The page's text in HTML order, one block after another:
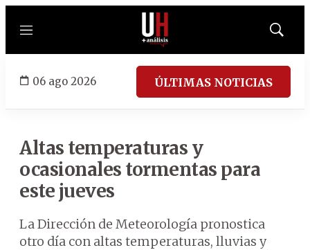
Menú
Mostrar
06 ago 2026 ÚLTIMAS NOTICIAS
Altas temperaturas y
ocasionales tormentas para
este jueves
La Dirección de Meteorología pronostica
otro día con altas temperaturas, lluvias y